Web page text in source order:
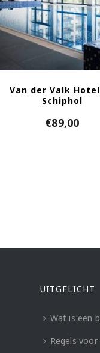
Van der Valk
Schiphol
€89,00
UITGELICHT
Wat is een
Regels